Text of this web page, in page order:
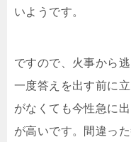
いようです。
ですので、火事から
一度答えを出す前に
がなくても今性急に
が高いです。間違っ